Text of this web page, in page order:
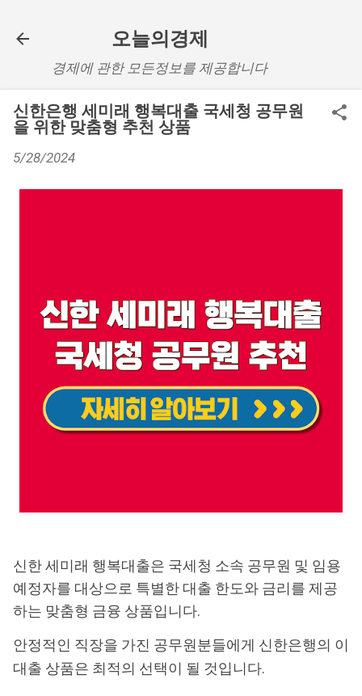
오늘의경제
경제에 관한 모든정보를 제공합니다
신한은행 세미래 행복대출 국세청 공무원
을 위한 맞춤형 추천 상품
5/28/2024
신한 세미래 행복대출은 국세청 소속 공무원 및 임용
예정자를 대상으로 특별한 대출 한도와 금리를 제공
하는 맞춤형 금융 상품입니다.
안정적인 직장을 가진 공무원분들에게 신한은행의 이
대출 상품은 최적의 선택이 될 것입니다.